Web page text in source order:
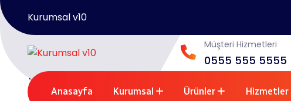
Kurumsal v10
Müşteri Hizmetleri
0555 555 5555
Anasayfa Kurumsal Ürünler Hizmetler
Anasayfa
/
İletişim
İletişim